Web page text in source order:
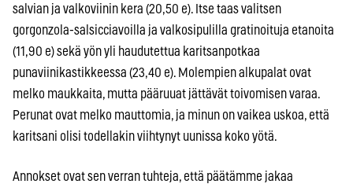
salvian ja valkoviinin kera (20,50 e). Itse taas valitsen
gorgonzola-salsicciavoilla ja valkosipulilla gratinoituja etanoita
(11,90 e) sekä yön yli haudutettua karitsanpotkaa
punaviinikastikkeessa (23,40 e). Molempien alkupalat ovat
melko maukkaita, mutta pääruuat jättävät toivomisen varaa.
Perunat ovat melko mauttomia, ja minun on vaikea uskoa, että
karitsani olisi todellakin viihtynyt uunissa koko yötä.
Annokset ovat sen verran tuhteja, että päätämme jakaa